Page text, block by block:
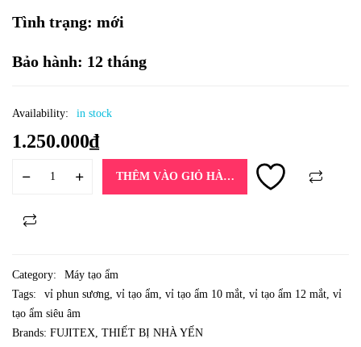
Tình trạng: mới
Bảo hành: 12 tháng
Availability: in stock
1.250.000₫
THÊM VÀO GIỎ HÀNG
Category:
Máy tạo ẩm
Tags:
vỉ phun sương, vỉ tạo ẩm, vỉ tạo ẩm 10 mắt, vỉ tạo ẩm 12 mắt, vỉ
tạo ẩm siêu âm
Brands: FUJITEX, THIẾT BỊ NHÀ YẾN